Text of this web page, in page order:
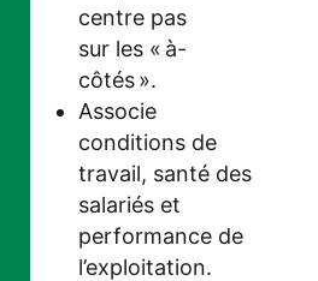
centre pas
sur les « à-
côtés ».
Associe
conditions de
travail, santé des
salariés et
performance de
l’exploitation.